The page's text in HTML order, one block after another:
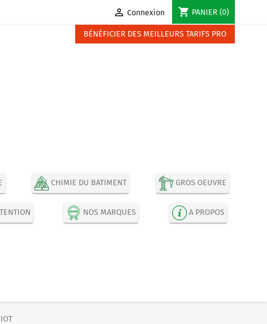
 Connexion shopping_cart PANIER (0)
BÉNÉFICIER DES MEILLEURS TARIFS PRO
CHIMIE DU BATIMENT GROS OEUVRE
NOS MARQUES A PROPOS